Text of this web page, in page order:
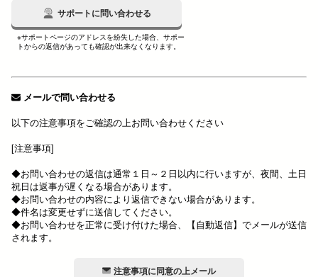
サポートに問い合わせる
※サポートページのアドレスを紛失した場合、サポー
トからの返信があっても確認が出来なくなります。
メールで問い合わせる
以下の注意事項をご確認の上お問い合わせください
[注意事項]
◆お問い合わせの返信は通常１日～２日以内に行いますが、夜間、土日
祝日は返事が遅くなる場合があります。
◆お問い合わせの内容により返信できない場合があります。
◆件名は変更せずに送信してください。
◆お問い合わせを正常に受け付けた場合、【自動返信】でメールが送信
されます。
注意事項に同意の上メール